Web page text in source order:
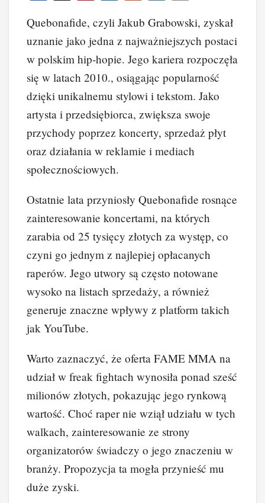
c
e
b
o
o
k
er
e
st
k
e
dI
n
d
di
t
o
p
p
y
Li
n
k
Quebonafide, czyli Jakub Grabowski, zyskał
uznanie jako jedna z najważniejszych postaci
w polskim hip-hopie. Jego kariera rozpoczęła
się w latach 2010., osiągając popularność
dzięki unikalnemu stylowi i tekstom. Jako
artysta i przedsiębiorca, zwiększa swoje
przychody poprzez koncerty, sprzedaż płyt
oraz działania w reklamie i mediach
społecznościowych.
Ostatnie lata przyniosły Quebonafide rosnące
zainteresowanie koncertami, na których
zarabia od 25 tysięcy złotych za występ, co
czyni go jednym z najlepiej opłacanych
raperów. Jego utwory są często notowane
wysoko na listach sprzedaży, a również
generuje znaczne wpływy z platform takich
jak YouTube.
Warto zaznaczyć, że oferta FAME MMA na
udział w freak fightach wynosiła ponad sześć
milionów złotych, pokazując jego rynkową
wartość. Choć raper nie wziął udziału w tych
walkach, zainteresowanie ze strony
organizatorów świadczy o jego znaczeniu w
branży. Propozycja ta mogła przynieść mu
duże zyski.